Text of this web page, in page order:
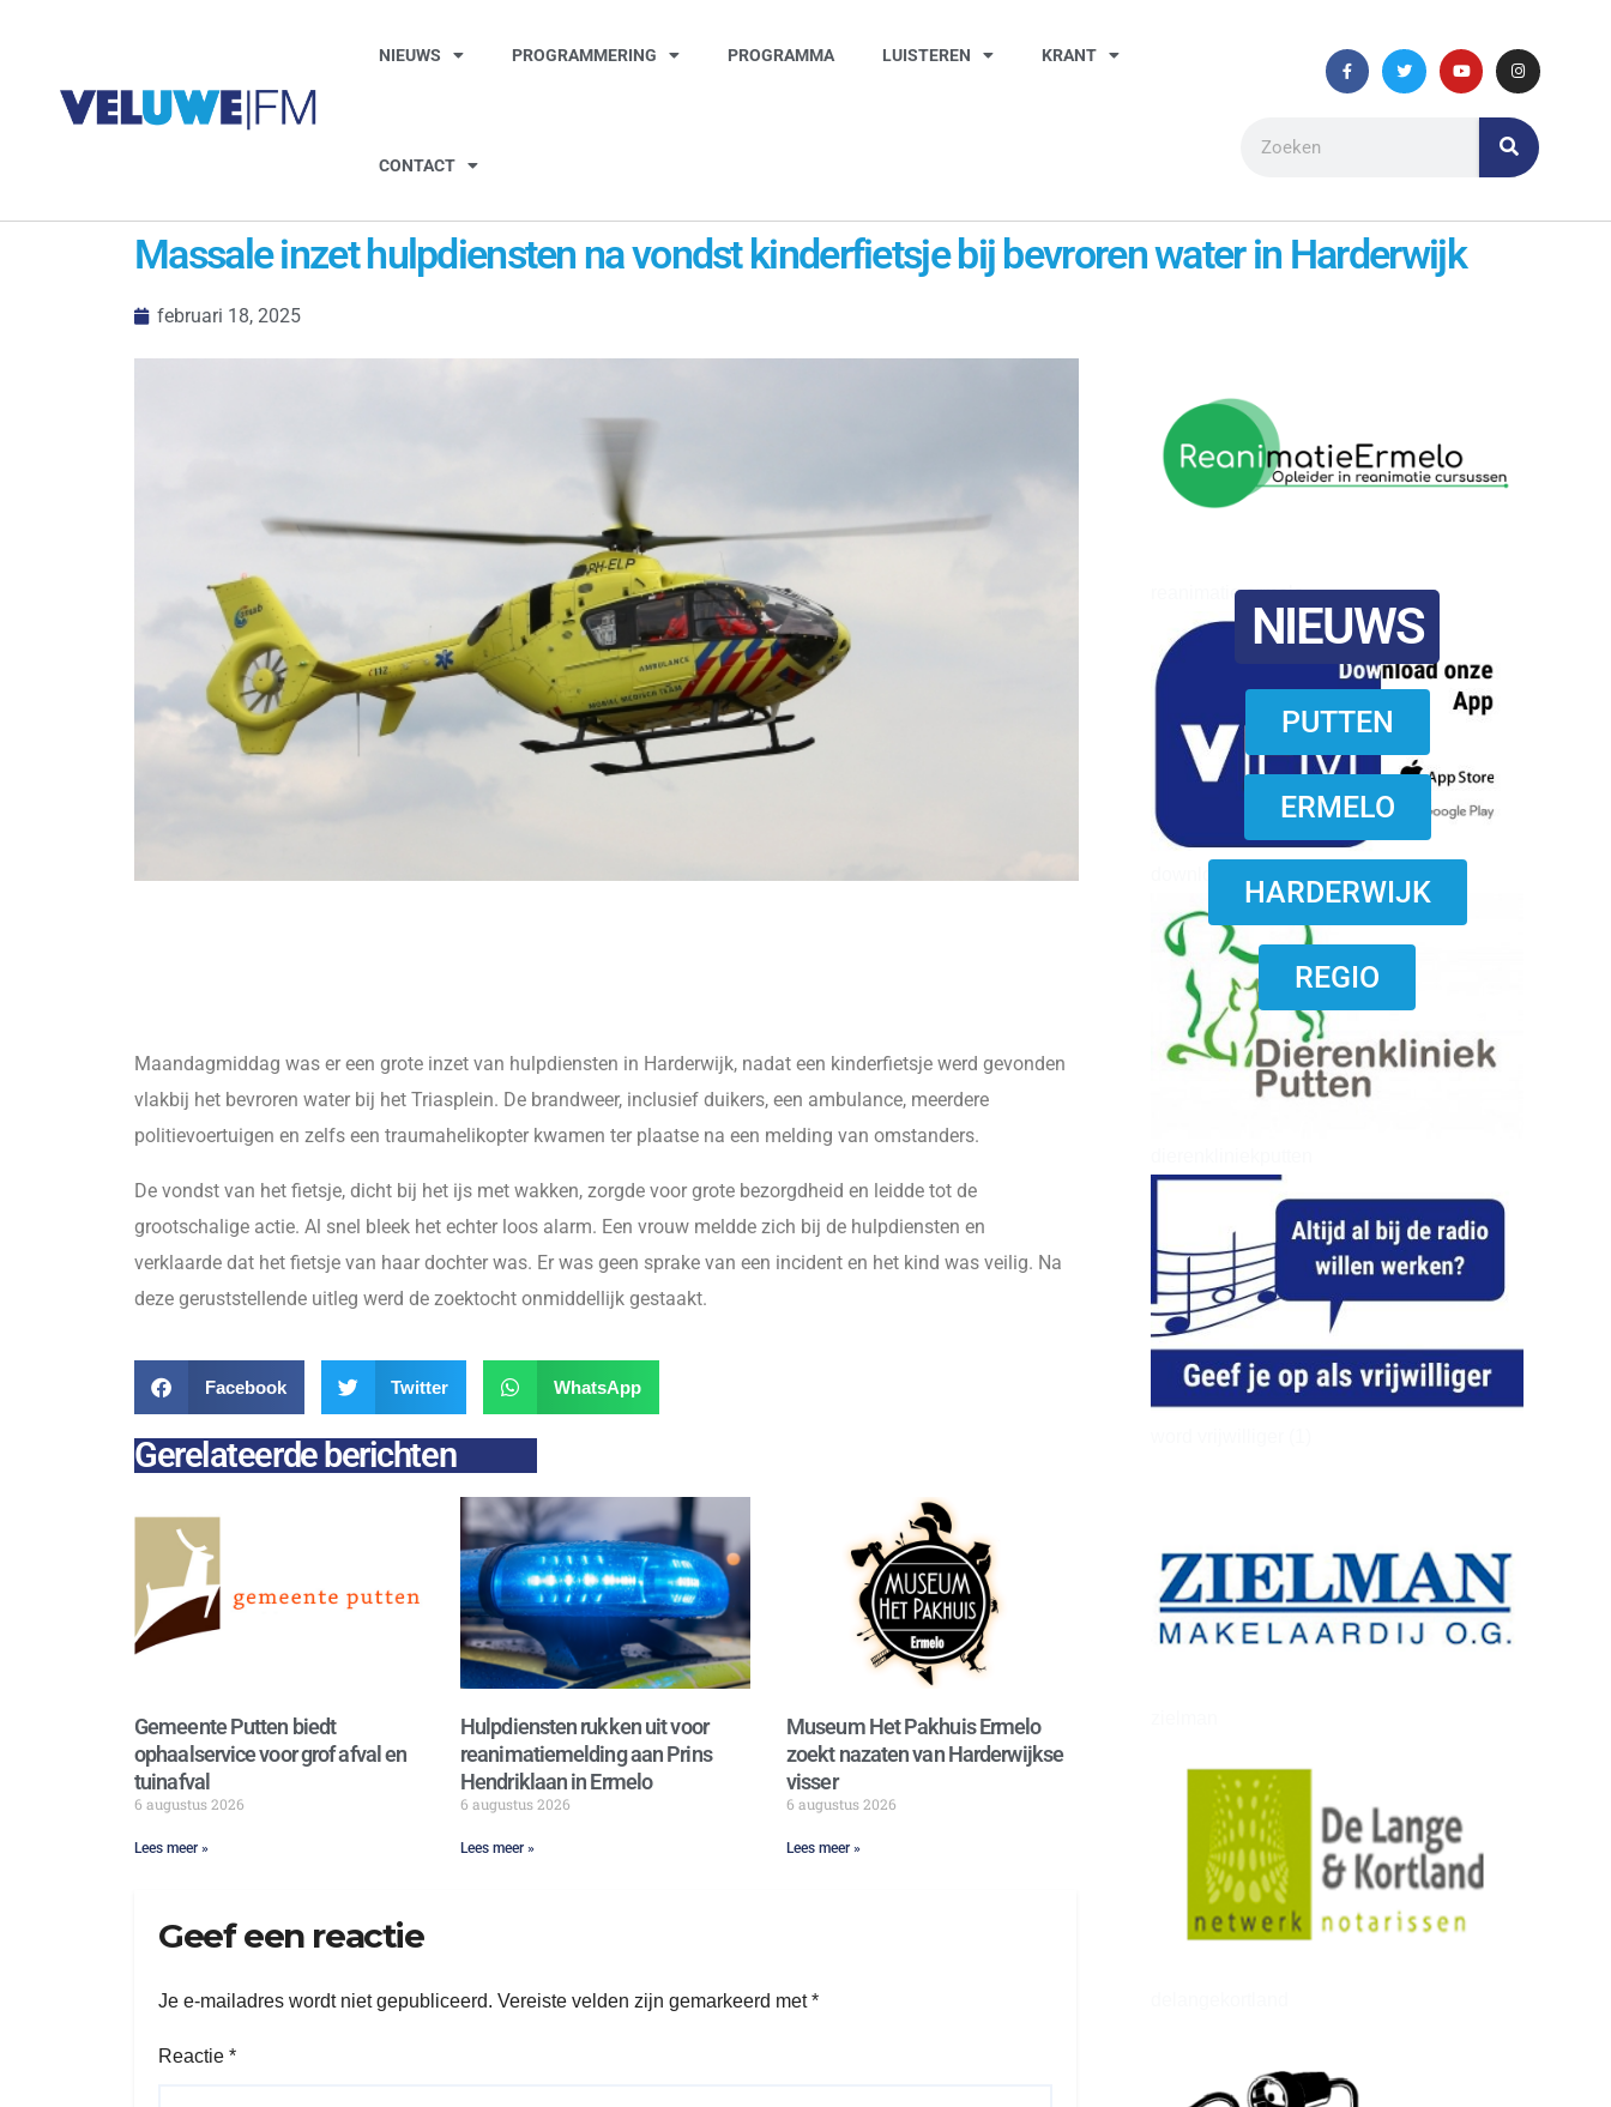
NIEUWS PROGRAMMERING PROGRAMMA LUISTEREN KRANT
CONTACT
Massale inzet hulpdiensten na vondst kinderfietsje bij bevroren water in Harderwijk
februari 18, 2025
reanimatie ermelo
NIEUWS
PUTTEN
ERMELO
HARDERWIJK
REGIO
Maandagmiddag was er een grote inzet van hulpdiensten in Harderwijk, nadat een kinderfietsje werd gevonden
vlakbij het bevroren water bij het Triasplein. De brandweer, inclusief duikers, een ambulance, meerdere
politievoertuigen en zelfs een traumahelikopter kwamen ter plaatse na een melding van omstanders.
De vondst van het fietsje, dicht bij het ijs met wakken, zorgde voor grote bezorgdheid en leidde tot de
grootschalige actie. Al snel bleek het echter loos alarm. Een vrouw meldde zich bij de hulpdiensten en
verklaarde dat het fietsje van haar dochter was. Er was geen sprake van een incident en het kind was veilig. Na
deze geruststellende uitleg werd de zoektocht onmiddellijk gestaakt.
Facebook Twitter WhatsApp
Gerelateerde berichten
Gemeente Putten biedt
ophaalservice voor grof afval en
tuinafval
6 augustus 2026
Lees meer »
Hulpdiensten rukken uit voor
reanimatiemelding aan Prins
Hendriklaan in Ermelo
6 augustus 2026
Lees meer »
Museum Het Pakhuis Ermelo
zoekt nazaten van Harderwijkse
visser
6 augustus 2026
Lees meer »
Geef een reactie
Je e-mailadres wordt niet gepubliceerd. Vereiste velden zijn gemarkeerd met*
Reactie *